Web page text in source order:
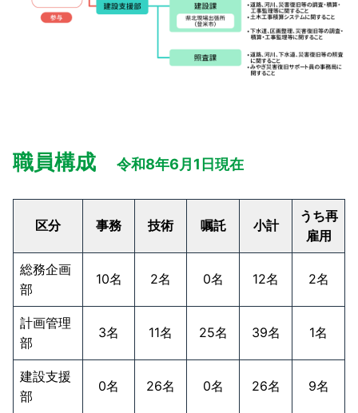
職員構成 令和8年6月1日現在
区分 事務 技術 嘱託 小計
うち再
雇用
総務企画
部
10名 2名 0名 12名 2名
計画管理
部
3名 11名 25名 39名 1名
建設支援
部
0名 26名 0名 26名 9名